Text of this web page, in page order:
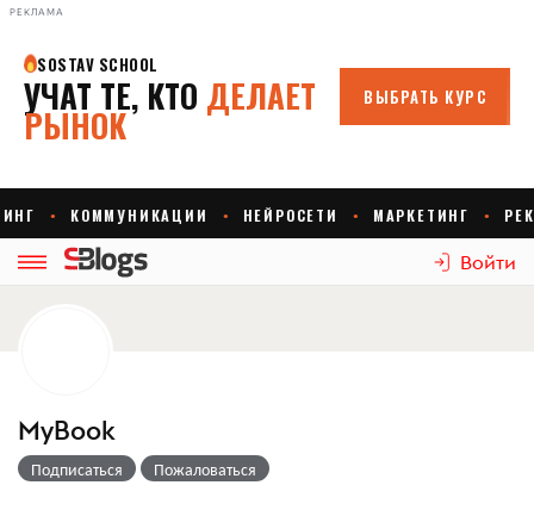
РЕКЛАМА
Войти
MyBook
Подписаться Пожаловаться